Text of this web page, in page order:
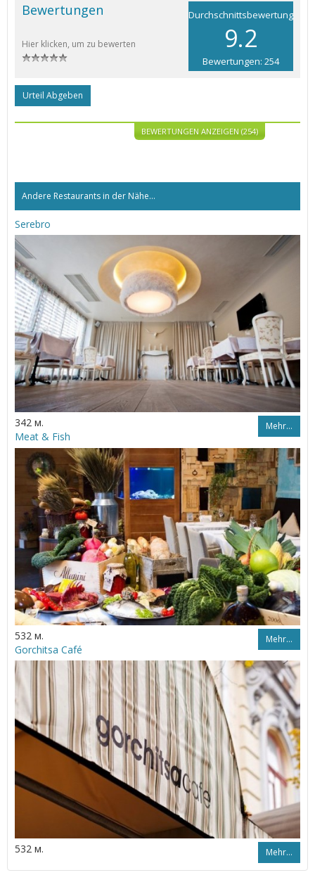
Durchschnittsbewertung
9.2
Bewertungen: 254
Bewertungen
Hier klicken, um zu bewerten
Urteil Abgeben
BEWERTUNGEN ANZEIGEN (254)
Andere Restaurants in der Nähe...
Serebro
342 м. Mehr…
Meat & Fish
532 м. Mehr…
Gorchitsa Café
532 м. Mehr…